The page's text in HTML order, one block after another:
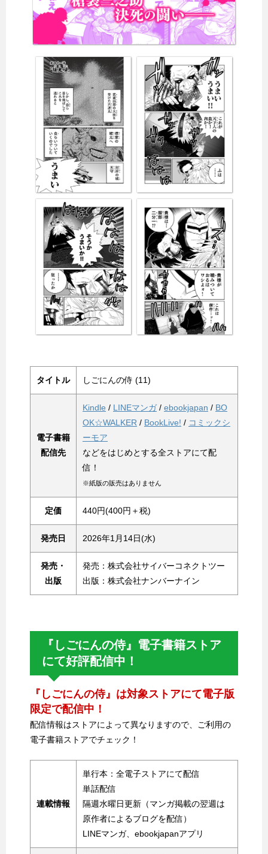
タイトル しごにんの侍 (11)
電子書籍
配信先
Kindle / LINEマンガ/ ebookjapan / BO
OK☆WALKER / BookLive! / コミックシ
ーモア
などをはじめとする全ストアにて配
信！
※紙版の販売はありません
定価 440円(400円＋税)
発売日 2026年1月14日(水)
発売・
出版
発売：株式会社サイバーコネクトツー​
出版：株式会社ナンバーナイン
『しごにんの侍』電子書籍ストア
にて好評配信中！
『しごにんの侍』は対象ストアにて電子版
限定で配信中！​
配信情報はストアによって異なりますので、ご利用の
電子書籍ストアでチェック！​
連載情報
単行本：全電子ストアにて配信​
単話配信​
隔週水曜日更新（マンガ掲載の翌週は
原作者によるブログを配信）​
LINEマンガ、ebookjapanアプリ​